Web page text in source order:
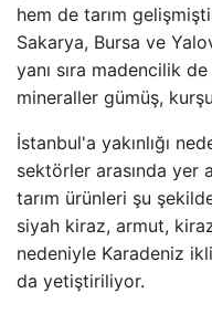
hem de tarım
Sakarya, Bursa ve
yanı sıra madencilik
mineraller gümüş,
İstanbul'a yakınlığı
sektörler arasında yer
tarım ürünleri şu
siyah kiraz, armut,
nedeniyle Karadeniz
da yetiştiriliyor.